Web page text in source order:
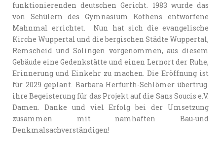
funktionierenden deutschen Gericht. 1983 wurde das
von Schülern des Gymnasium Kothens entworfene
Mahnmal errichtet. Nun hat sich die evangelische
Kirche Wuppertal und die bergischen Städte Wuppertal,
Remscheid und Solingen vorgenommen, aus diesem
Gebäude eine Gedenkstätte und einen Lernort der Ruhe,
Erinnerung und Einkehr zu machen. Die Eröffnung ist
für 2029 geplant. Barbara Herfurth-Schlömer übertrug
ihre Begeisterung für das Projekt auf die Sans Soucis e.V.
Damen. Danke und viel Erfolg bei der Umsetzung
zusammen mit namhaften Bau-und
Denkmalsachverständigen!